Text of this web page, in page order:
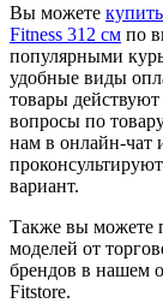
Вы можете
Fitness 312 см по
популярными
удобные виды
товары
вопросы по
нам в онлайн-чат
вариант.
Также вы можете
моделей от
брендов в нашем
Fitstore.